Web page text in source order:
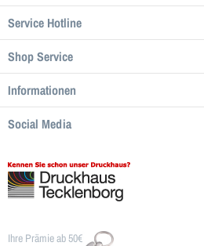
Service Hotline
Shop Service
Informationen
Social Media
Ihre Prämie ab 50€